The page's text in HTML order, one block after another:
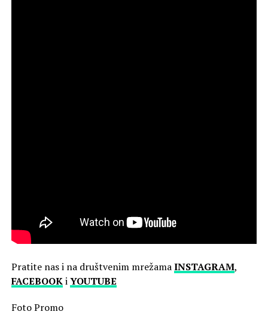
Pratite nas i na društvenim mrežamaINSTAGRAM,
FACEBOOKiYOUTUBE
Foto Promo